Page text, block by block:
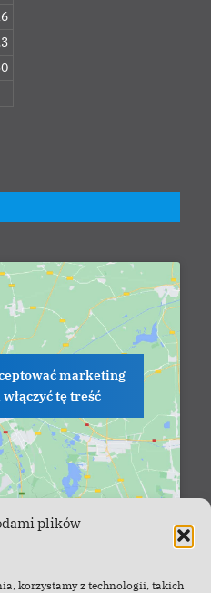
plików
korzystamy z technologii, takich
marketing
tę treść